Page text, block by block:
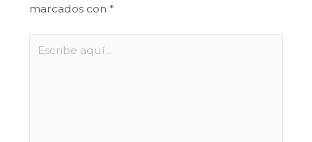
marcados con *